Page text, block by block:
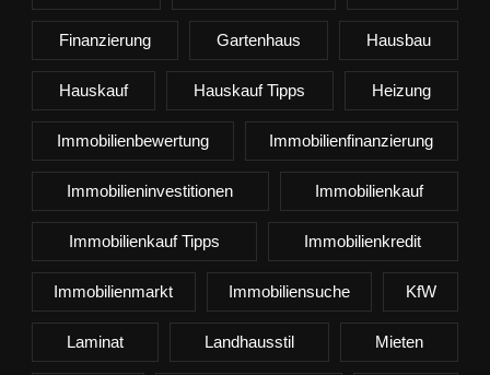
Finanzierung Gartenhaus Hausbau
Hauskauf Hauskauf Tipps Heizung
Immobilienbewertung Immobilienfinanzierung
Immobilieninvestitionen Immobilienkauf
Immobilienkauf Tipps Immobilienkredit
Immobilienmarkt Immobiliensuche KfW
Laminat Landhausstil Mieten